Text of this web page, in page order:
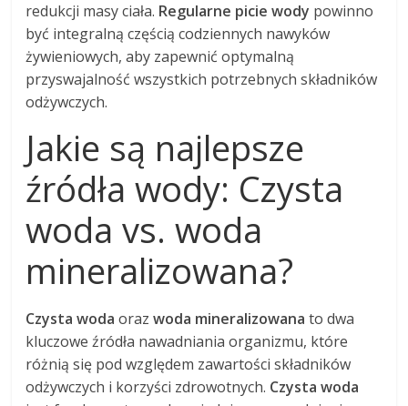
redukcji masy ciała. Regularne picie wody powinno
być integralną częścią codziennych nawyków
żywieniowych, aby zapewnić optymalną
przyswajalność wszystkich potrzebnych składników
odżywczych.
Jakie są najlepsze
źródła wody: Czysta
woda vs. woda
mineralizowana?
Czysta woda orazwoda mineralizowana to dwa
kluczowe źródła nawadniania organizmu, które
różnią się pod względem zawartości składników
odżywczych i korzyści zdrowotnych. Czysta woda